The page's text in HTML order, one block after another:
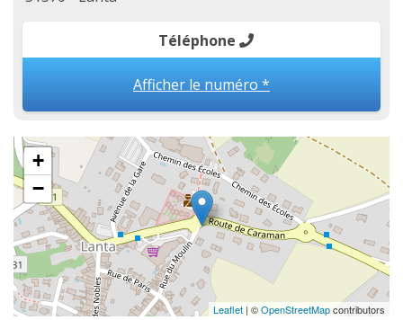
Téléphone
Afficher le numéro *
+
−
Leaflet | ©OpenStreetMapcontributors